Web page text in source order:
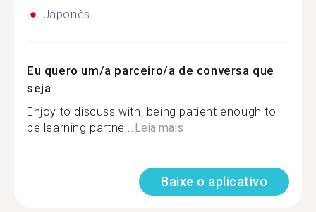
Japonês
Eu quero um/a parceiro/a de conversa que
seja
Enjoy to discuss with, being patient enough to
be learning partne...Leia mais
Baixe o aplicativo